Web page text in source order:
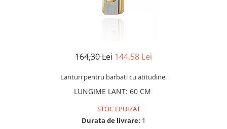
164,30 Lei 144,58 Lei
Lanturi pentru barbati cu atitudine.
LUNGIME LANT: 60 CM
STOC EPUIZAT
Durata de livrare: 1